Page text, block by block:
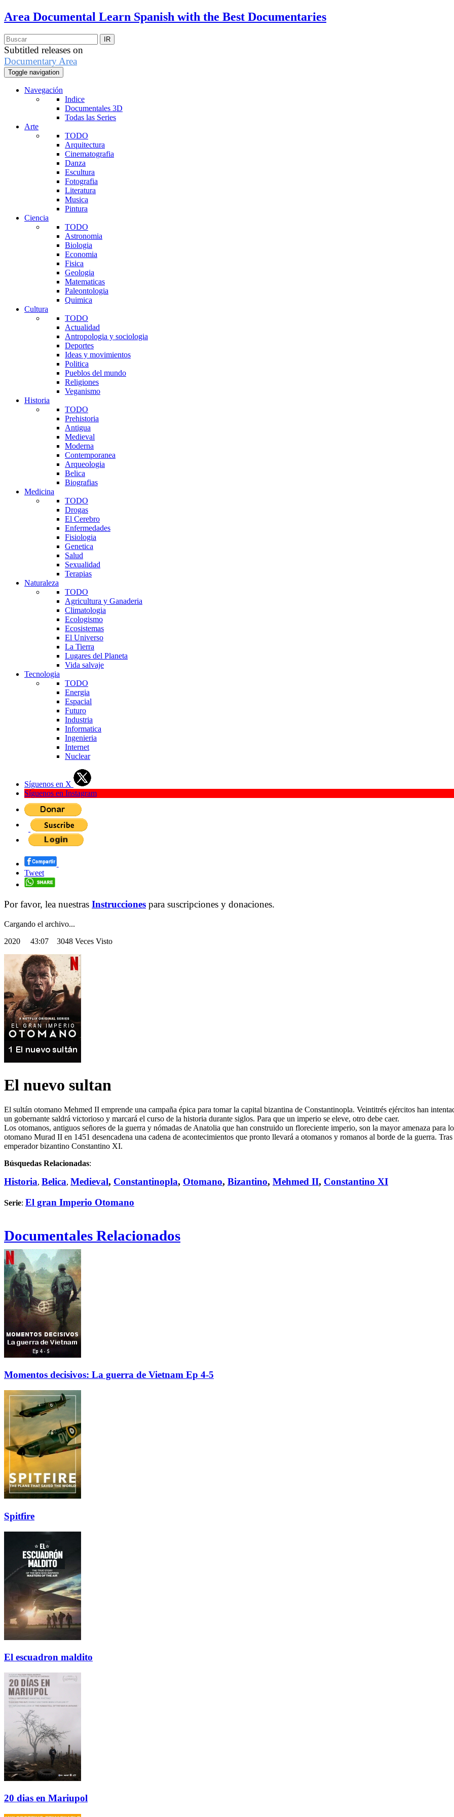
Area Documental Learn Spanish with the Best Documentaries
Subtitled releases on
Documentary Area
Toggle navigation
Navegación
Indice
Documentales 3D
Todas las Series
Arte
TODO
Arquitectura
Cinematografia
Danza
Escultura
Fotografia
Literatura
Musica
Pintura
Ciencia
TODO
Astronomia
Biologia
Economia
Fisica
Geologia
Matematicas
Paleontologia
Quimica
Cultura
TODO
Actualidad
Antropologia y sociologia
Deportes
Ideas y movimientos
Politica
Pueblos del mundo
Religiones
Veganismo
Historia
TODO
Prehistoria
Antigua
Medieval
Moderna
Contemporanea
Arqueologia
Belica
Biografias
Medicina
TODO
Drogas
El Cerebro
Enfermedades
Fisiologia
Genetica
Salud
Sexualidad
Terapias
Naturaleza
TODO
Agricultura y Ganaderia
Climatologia
Ecologismo
Ecosistemas
El Universo
La Tierra
Lugares del Planeta
Vida salvaje
Tecnologia
TODO
Energia
Espacial
Futuro
Industria
Informatica
Ingenieria
Internet
Nuclear
Síguenos en X
Síguenos en Instagram
Tweet
Por favor, lea nuestras Instrucciones para suscripciones y donaciones.
Cargando el archivo...
2020 43:07 3048 Veces Visto
El nuevo sultan
El sultán otomano Mehmed II emprende una campaña épica para tomar la capital bizantina de Constantinopla. Veintitrés ejércitos han
un gobernante saldrá victorioso y marcará el curso de la historia durante siglos. Para que un imperio se eleve, otro debe caer.
Los otomanos, antiguos señores de la guerra y nómadas de Anatolia que han construido un floreciente imperio, son la mayor amenaza para
otomano Murad II en 1451 desencadena una cadena de acontecimientos que pronto llevará a otomanos y romanos al borde de la guerra.
emperador bizantino Constantino XI.
Búsquedas Relacionadas:
Historia, Belica, Medieval, Constantinopla, Otomano, Bizantino, Mehmed II, Constantino XI
Serie: El gran Imperio Otomano
Documentales Relacionados
Momentos decisivos: La guerra de Vietnam Ep 4-5
Spitfire
El escuadron maldito
20 dias en Mariupol